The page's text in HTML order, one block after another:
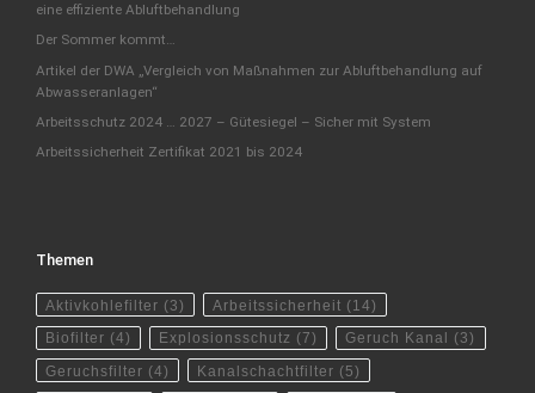
eine effiziente Abluftbehandlung
Der Sommer kommt…
Artikel der DWA „Vergleich von Maßnahmen zur Abluftbehandlung auf
Abwasseranlagen“
Arbeitsschutz 2024 … 2027 – Gütesiegel – Sicher mit System
Arbeitssicherheit Zertifikat 2021 bis 2024
Themen
Aktivkohlefilter (3) Arbeitssicherheit (14)
Biofilter (4) Explosionsschutz (7) Geruch Kanal (3)
Geruchsfilter (4) Kanalschachtfilter (5)